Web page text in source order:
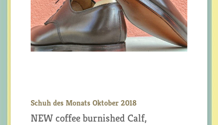
Schuh des Monats Oktober 2018
NEW coffee burnished Calf,